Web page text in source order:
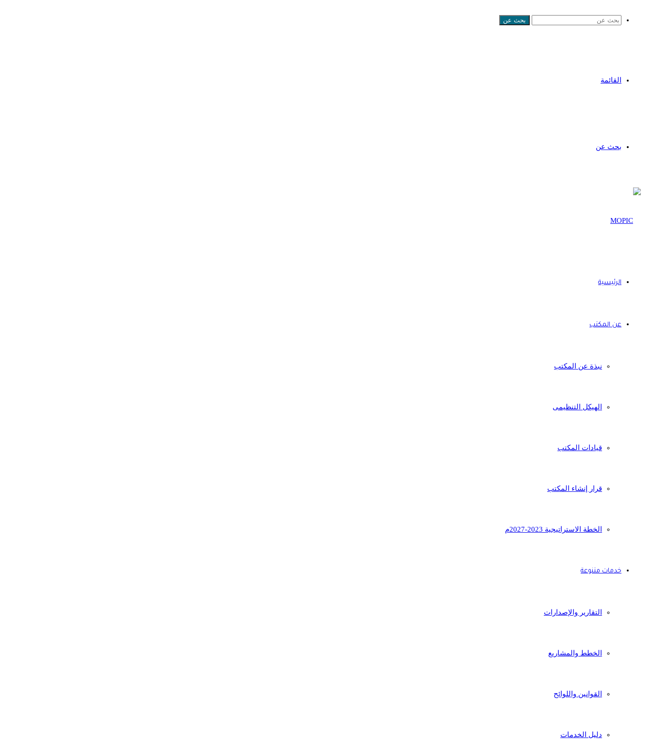
بحث عن
القائمة
بحث عن
الرئيسية
عن المكتب
نبذة عن المكتب
الهيكل التنظيمى
قيادات المكتب
قرار إنشاء المكتب
الخطة الاستراتيجية 2023-2027م
خدمات متنوعة
التقارير والإصدارات
الخطط والمشاريع
القوانين واللوائح
دليل الخدمات